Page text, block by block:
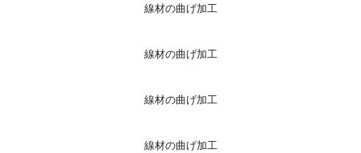
線材の曲げ加工
線材の曲げ加工
線材の曲げ加工
線材の曲げ加工